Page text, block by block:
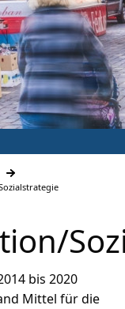
bis 2020
Mittel für die